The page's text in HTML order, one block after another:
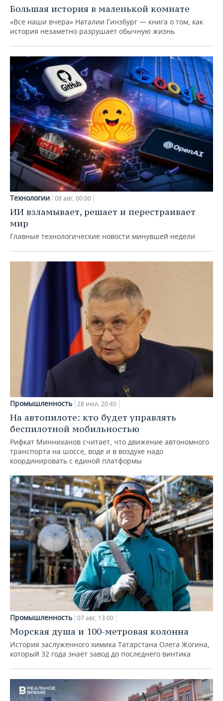
Большая история в маленькой комнате
«Все наши вчера» Наталии Гинзбург — книга о том, как
история незаметно разрушает обычную жизнь
Технологии 08 авг, 00:00
ИИ взламывает, решает и перестраивает
мир
Главные технологические новости минувшей недели
Промышленность 28 июл, 20:45
На автопилоте: кто будет управлять
беспилотной мобильностью
Рифкат Минниханов считает, что движение автономного
транспорта на шоссе, воде и в воздухе надо
координировать с единой платформы
Промышленность 07 авг, 13:00
Морская душа и 100-метровая колонна
История заслуженного химика Татарстана Олега Жогина,
который 32 года знает завод до последнего винтика